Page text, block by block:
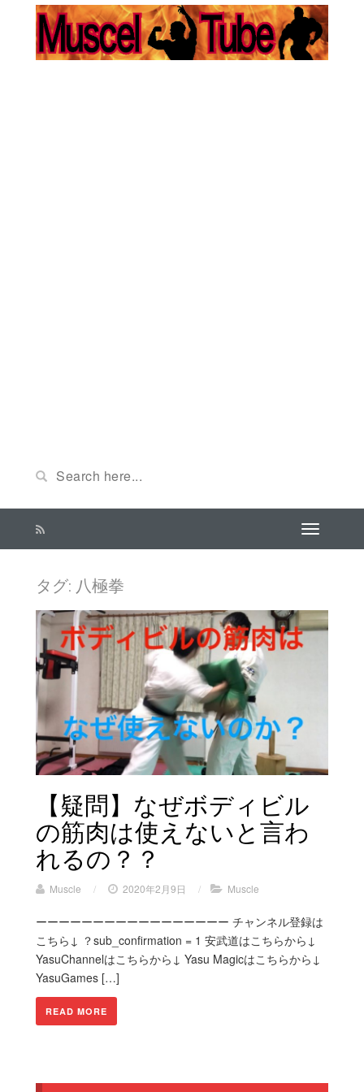
タグ: 八極拳
【疑問】なぜボディビル
の筋肉は使えないと言わ
れるの？？
Muscle / 2020年2月9日 / Muscle
ーーーーーーーーーーーーーーーーー チャンネル登録は
こちら↓ ？sub_confirmation = 1 安武道はこちらから↓
YasuChannelはこちらから↓ Yasu Magicはこちらから↓
YasuGames […]
READ MORE